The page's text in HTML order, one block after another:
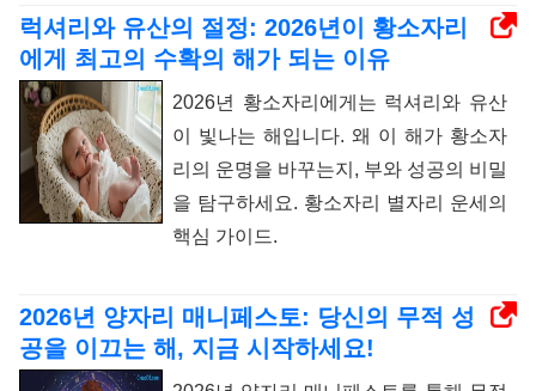
럭셔리와 유산의 절정: 2026년이 황소자리
에게 최고의 수확의 해가 되는 이유
2026년 황소자리에게는 럭셔리와 유산
이 빛나는 해입니다. 왜 이 해가 황소자
리의 운명을 바꾸는지, 부와 성공의 비밀
을 탐구하세요. 황소자리 별자리 운세의
핵심 가이드.
2026년 양자리 매니페스토: 당신의 무적 성
공을 이끄는 해, 지금 시작하세요!